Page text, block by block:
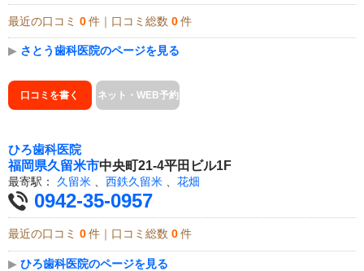
最近の口コミ 0 件｜口コミ総数 0 件
▶ さとう歯科医院のページを見る
口コミを書く ネット・WEB予約
ひろ歯科医院
福岡県久留米市中央町21-4平田ビル1F
最寄駅： 久留米 西鉄久留米 花畑
0942-35-0957
最近の口コミ 0 件｜口コミ総数 0 件
▶ ひろ歯科医院のページを見る